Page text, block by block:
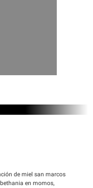
de miel san marcos
en momos,